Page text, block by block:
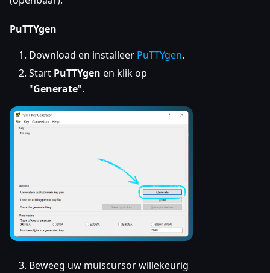
PuTTYgen
Download en installeer PuTTYgen.
Start PuTTYgen en klik op
"Generate".
Beweeg uw muiscursor willekeurig